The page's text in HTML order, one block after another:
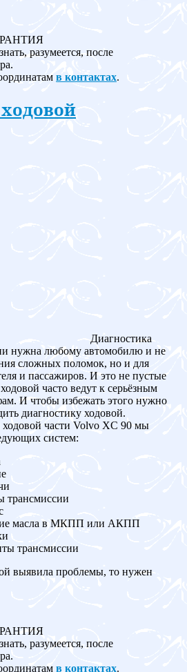
разумеется, после
в контактах.
Диагностика
нужна любому автомобилю и не
сложных поломок, но и для
и пассажиров. И это не пустые
часто ведут к серьёзным
И чтобы избежать этого нужно
диагностику ходовой.
ходовой части Volvo XC 90 мы
систем:
трансмиссии
масла в МКПП или АКПП
трансмиссии
выявила проблемы, то нужен
разумеется, после
в контактах.